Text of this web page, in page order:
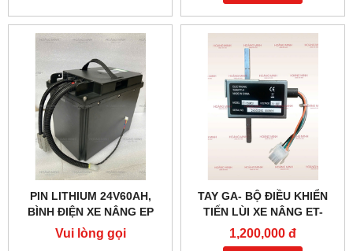
PIN LITHIUM 24V60AH,
BÌNH ĐIỆN XE NÂNG EP
Vui lòng gọi
TAY GA- BỘ ĐIỀU KHIỂN
TIẾN LÙI XE NÂNG ET-
166MCU 24V-48V
1,200,000 đ